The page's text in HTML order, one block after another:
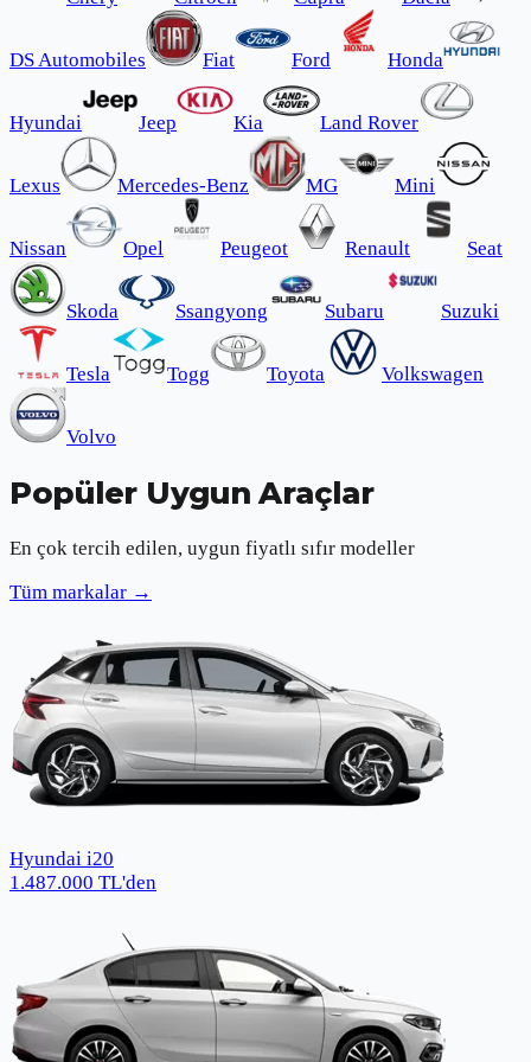
DS Automobiles Fiat Ford Honda
Hyundai Jeep Kia Land Rover
Lexus Mercedes-Benz MG Mini
Nissan Opel Peugeot Renault Seat
Skoda Ssangyong Subaru Suzuki
Tesla Togg Toyota Volkswagen
Volvo
Popüler Uygun Araçlar
En çok tercih edilen, uygun fiyatlı sıfır modeller
Tüm markalar →
Hyundai i20
1.487.000 TL'den